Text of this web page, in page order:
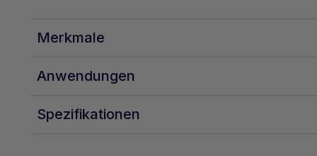
Merkmale
Anwendungen
Spezifikationen